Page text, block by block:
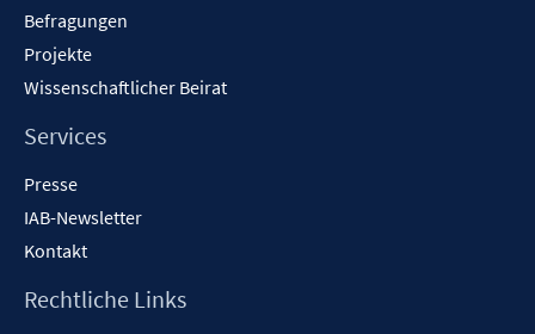
Befragungen
Projekte
Wissenschaftlicher Beirat
Services
Presse
IAB-Newsletter
Kontakt
Rechtliche Links